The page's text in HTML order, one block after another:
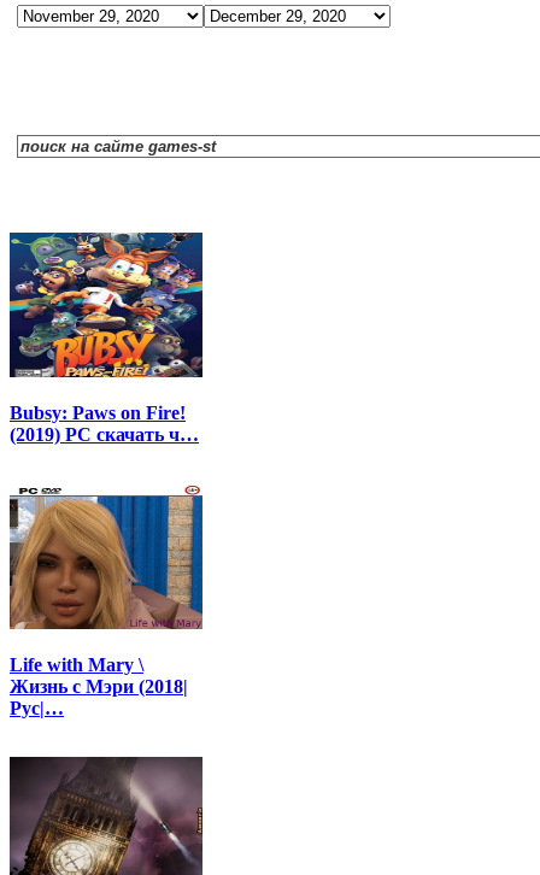
Bubsy: Paws on Fire!
(2019) PC скачать ч…
Life with Mary \
Жизнь с Мэри (2018|
Рус|…